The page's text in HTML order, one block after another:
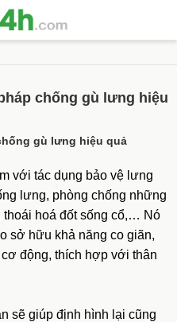
chống gù lưng hiệu
gù lưng hiệu quả
với tác dụng bảo vệ lưng
lưng, phòng chống những
thoái hoá đốt sống cổ,… Nó
sở hữu khả năng co giãn,
động, thích hợp với thân
sẽ giúp định hình lại cũng